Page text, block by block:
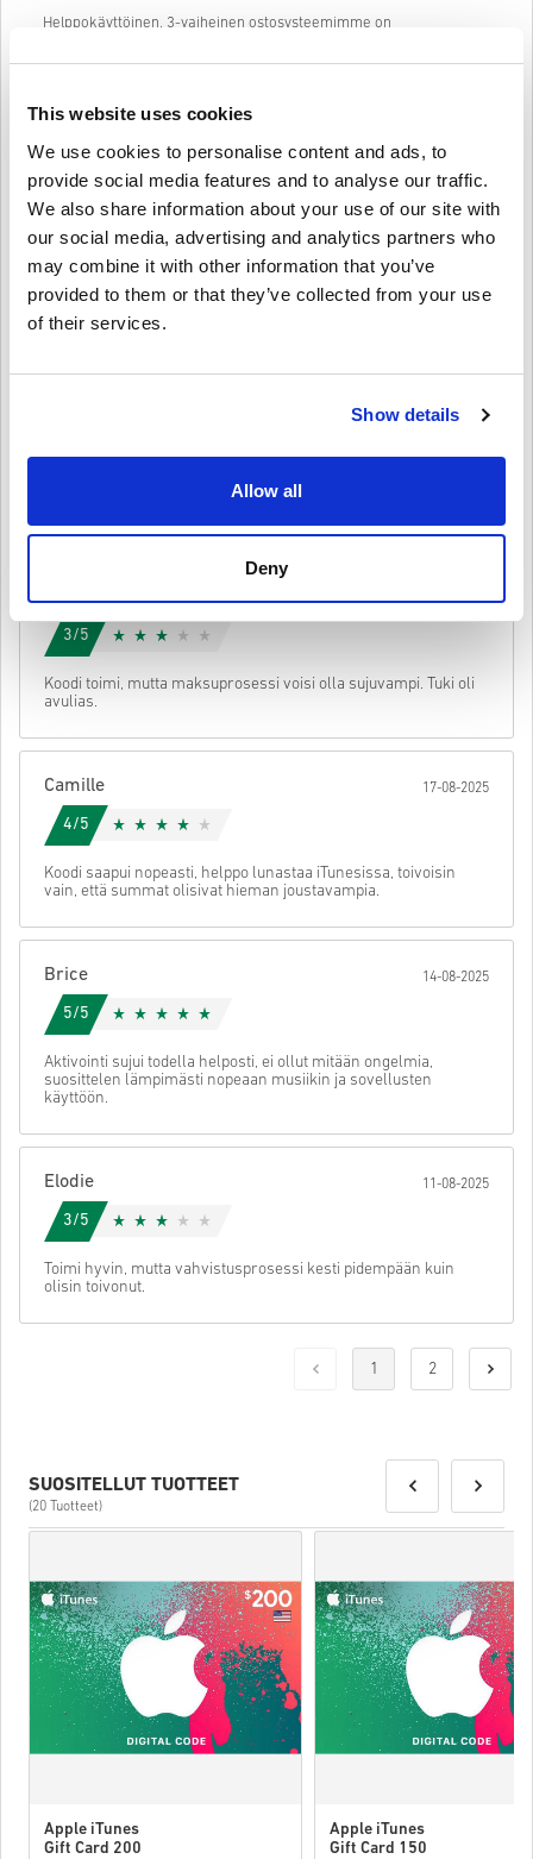
This website uses cookies
We use cookies to personalise content and ads, to
provide social media features and to analyse our traffic.
We also share information about your use of our site with
our social media, advertising and analytics partners who
may combine it with other information that you’ve
provided to them or that they’ve collected from your use
of their services.
Show details
Allow all
Deny
Helppokäyttöinen, 3-vaiheinen ostosysteemimme on
Anna vain meiliosoitteesi, valitse maksutapa ja maksa, eli ITUNES
helppoa.
Näin se toimii Livecards.netissä
Uusi Livecards.netissä? Digitaalisten koodien ostaminen on nopeaa
ja helppoa:
Katso nopea opas yllä tai seuraa alla olevia vaiheita 👇
• Syötä sähköpostiosoitteesi
• Valitse haluamasi maksutapa
käyttöön.
HUOM
Pre-Ordertuotteet ovat tilattavissa ennakkoon ja ne
toimitetaan viimeistään tuotteen julkaisupäivänä, muut
Jos sinulla on ongelmia ostoksenteon yhteydessä, otathan
toimesta ja siksi ne ovat taatusti aitoja ja alkuperäisiä.
Ladattava sisältö ja DLC- tuotteet: Sinulla on oltava
Voit saada useita koodeja joillekin tuotteille.
Peruuta Lähetä
23-08-2025
Koodi saapui nopeasti ja toimi ranskalaisessa iTunesissani
Mathilde 20-08-2025
3/5
Koodi toimi, mutta maksuprosessi voisi olla sujuvampi. Tuki oli
avulias.
Camille 17-08-2025
4/5
Koodi saapui nopeasti, helppo lunastaa iTunesissa, toivoisin
vain, että summat olisivat hieman joustavampia.
Brice 14-08-2025
5/5
Aktivointi sujui todella helposti, ei ollut mitään ongelmia,
suosittelen lämpimästi nopeaan musiikin ja sovellusten
käyttöön.
Elodie 11-08-2025
3/5
Toimi hyvin, mutta vahvistusprosessi kesti pidempään kuin
olisin toivonut.
1 2
SUOSITELLUT TUOTTEET
(20 Tuotteet)
Apple iTunes
Gift Card 200
Apple iTunes
Gift Card 150